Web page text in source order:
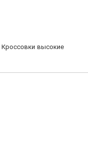
Кроссовки высокие